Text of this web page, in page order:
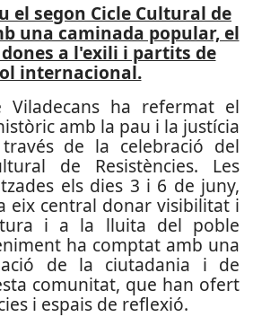
el segon Cicle Cultural de
una caminada popular, el
a l'exili i partits de
internacional.
Viladecans ha refermat el
amb la pau i la justícia
de la celebració del
de Resistències. Les
els dies 3 i 6 de juny,
eix central donar visibilitat i
i a la lluita del poble
ha comptat amb una
de la ciutadania i de
comunitat, que han ofert
i espais de reflexió.